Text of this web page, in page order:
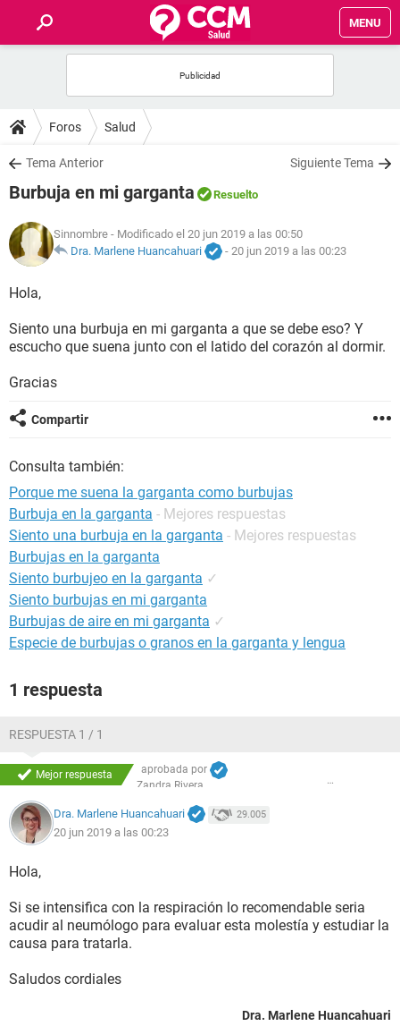
MENU
FOROS
SALUD
FAMILIA
NUTRICIÓN
BIENESTAR
SEXUALIDAD
GLOSARIO
Foros Salud
Tema Anterior Siguiente Tema
Burbuja en mi garganta Resuelto
Sinnombre - Modificado el 20 jun 2019 a las 00:50
Dra. Marlene Huancahuari
- 20 jun 2019 a las 00:23
Hola,
Siento una burbuja en mi garganta a que se debe eso? Y
escucho que suena junto con el latido del corazón al dormir.
Gracias
Compartir
Consulta también:
Porque me suena la garganta como burbujas
Burbuja en la garganta - Mejores respuestas
Siento una burbuja en la garganta - Mejores respuestas
Burbujas en la garganta
Siento burbujeo en la garganta ✓
Siento burbujas en mi garganta
Burbujas de aire en mi garganta ✓
Especie de burbujas o granos en la garganta y lengua
1 respuesta
RESPUESTA 1 / 1
Mejor respuesta
aprobada por
Zandra Rivera
Dra. Marlene Huancahuari 29.005
20 jun 2019 a las 00:23
Hola,
Si se intensifica con la respiración lo recomendable seria
acudir al neumólogo para evaluar esta molestía y estudiar la
causa para tratarla.
Saludos cordiales
Dra. Marlene Huancahuari